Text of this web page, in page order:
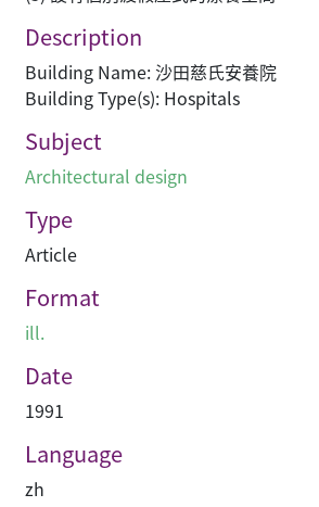
Description
Building Name: 沙田慈氏安養院
Building Type(s): Hospitals
Subject
Architectural design
Type
Article
Format
ill.
Date
1991
Language
zh